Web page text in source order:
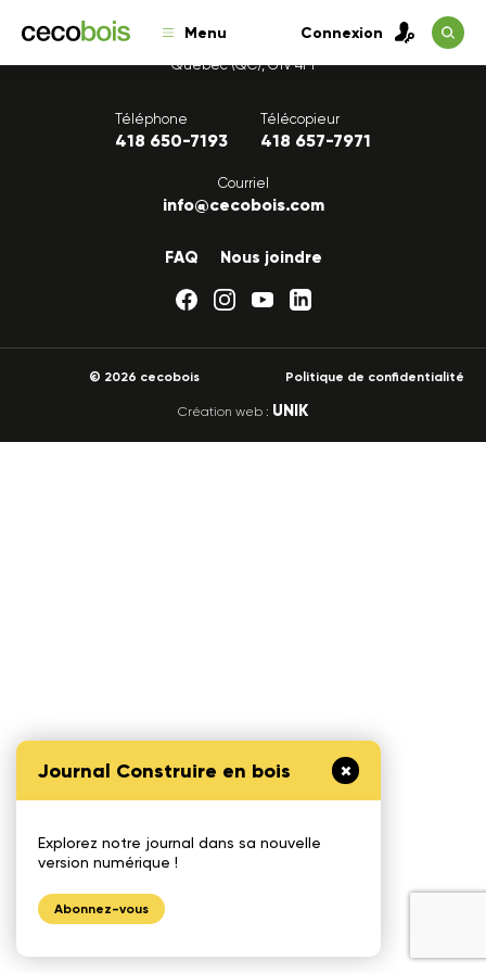
Menu Connexion
Journal Construire en bois
Explorez notre journal dans sa nouvelle
version numérique !
Abonnez-vous
1175, avenue Lavigerie, Bureau 200
Québec (QC), G1V 4P1
Téléphone
418 650-7193
Télécopieur
418 657-7971
Courriel
info@cecobois.com
FAQ Nous joindre
© 2026 cecobois Politique de confidentialité
Création web : UNIK